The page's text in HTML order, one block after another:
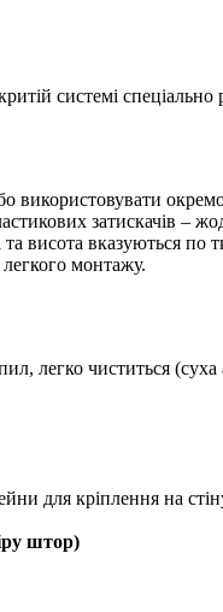
системі спеціально
використовувати
затискачів –
висота вказуються по
монтажу.
легко чиститься (суха
для кріплення на
штор)